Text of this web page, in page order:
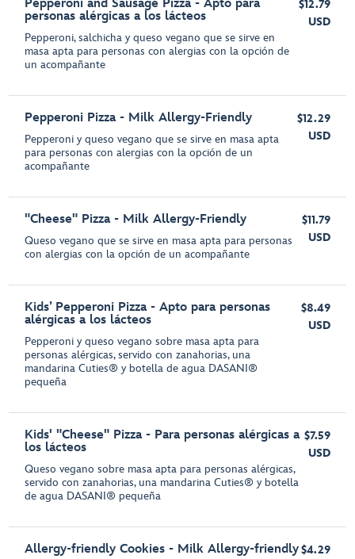
Pepperoni and Sausage Pizza - Apto para
personas alérgicas a los lácteos
Pepperoni, salchicha y queso vegano que se sirve en
masa apta para personas con alergias con la opción de
un acompañante
$12.79
USD
Pepperoni Pizza - Milk Allergy-Friendly
Pepperoni y queso vegano que se sirve en masa apta
para personas con alergias con la opción de un
acompañante
$12.29
USD
"Cheese" Pizza - Milk Allergy-Friendly
Queso vegano que se sirve en masa apta para personas
con alergias con la opción de un acompañante
$11.79
USD
Kids’ Pepperoni Pizza - Apto para personas
alérgicas a los lácteos
Pepperoni y queso vegano sobre masa apta para
personas alérgicas, servido con zanahorias, una
mandarina Cuties® y botella de agua DASANI®
pequeña
$8.49
USD
Kids' "Cheese" Pizza - Para personas alérgicas a
los lácteos
Queso vegano sobre masa apta para personas alérgicas,
servido con zanahorias, una mandarina Cuties® y botella
de agua DASANI® pequeña
$7.59
USD
Allergy-friendly Cookies - Milk Allergy-friendly$4.29